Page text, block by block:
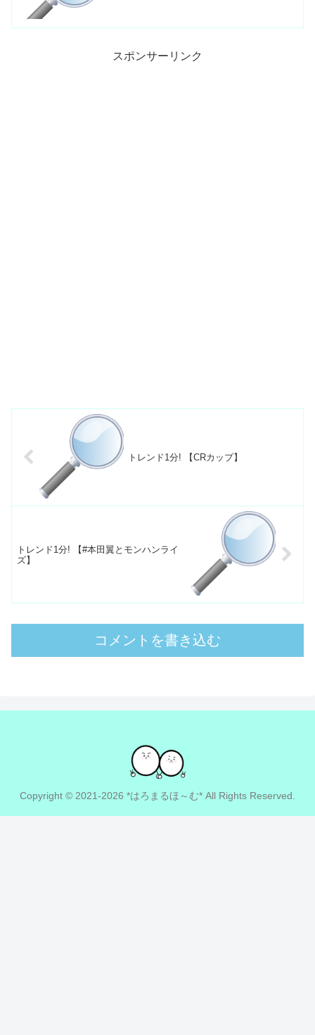
スポンサーリンク
トレンド1分! 【CRカップ】
トレンド1分! 【#本田翼とモンハンライ
ズ】
コメントを書き込む
Copyright © 2021-2026 *はろまるほ～む* All Rights Reserved.